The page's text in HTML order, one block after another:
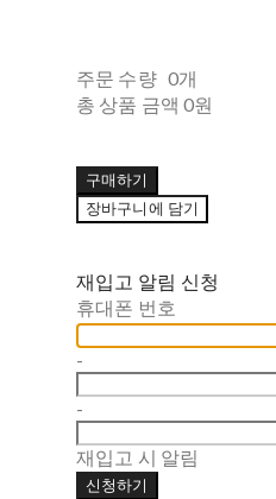
주문 수량 0개
총 상품 금액 0원
구매하기
장바구니에 담기
재입고 알림 신청
휴대폰 번호
-
-
재입고 시 알림
신청하기